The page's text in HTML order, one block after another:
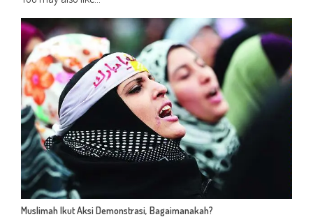
Muslimah Ikut Aksi Demonstrasi, Bagaimanakah?